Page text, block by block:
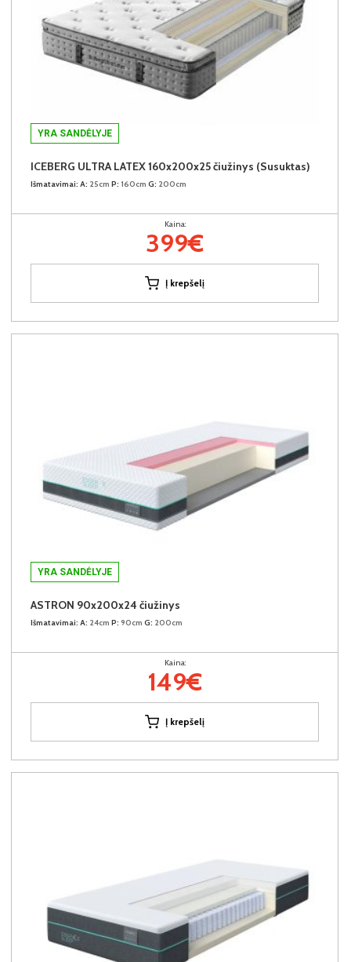
YRA SANDĖLYJE
ICEBERG ULTRA LATEX 160x200x25 čiužinys (Susuktas)
Išmatavimai: A: 25cm P: 160cm G: 200cm
Kaina:
399€
Į krepšelį
YRA SANDĖLYJE
ASTRON 90x200x24 čiužinys
Išmatavimai: A: 24cm P: 90cm G: 200cm
Kaina:
149€
Į krepšelį